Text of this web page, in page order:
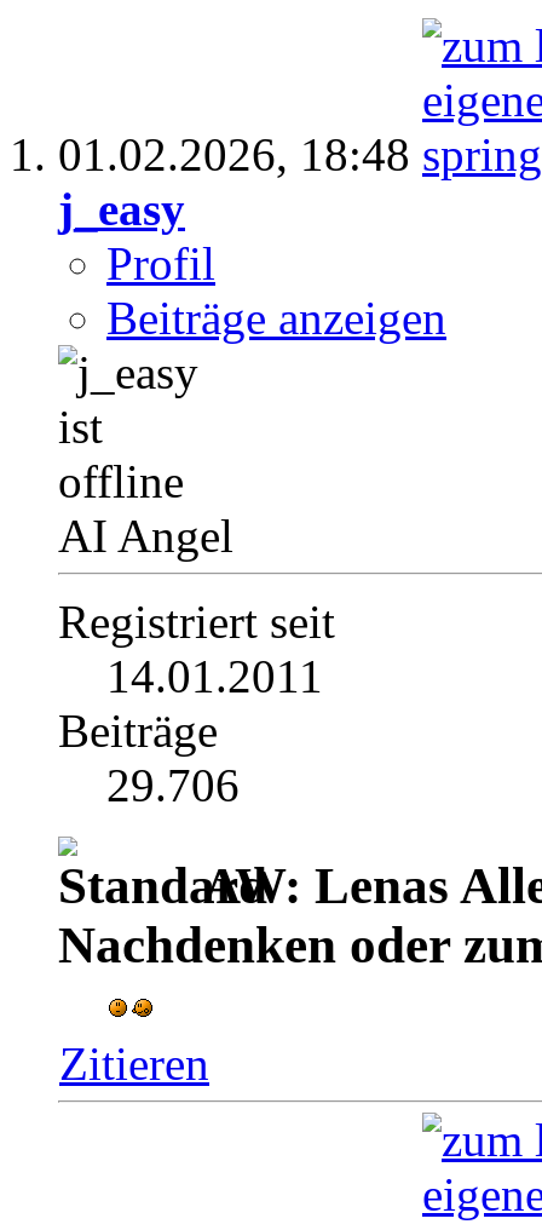
01.02.2026, 18:48
j_easy
Profil
Beiträge anzeigen
AI Angel
Registriert seit
14.01.2011
Beiträge
29.706
AW: Lenas
Nachdenken oder
Zitieren